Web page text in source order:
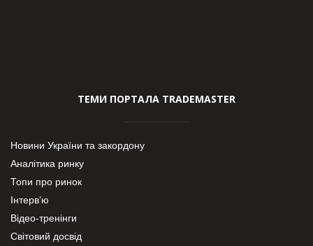
ТЕМИ ПОРТАЛА TRADEMASTER
Новини України та закордону
Аналітика ринку
Топи про ринок
Інтерв’ю
Відео-тренінги
Світовий досвід